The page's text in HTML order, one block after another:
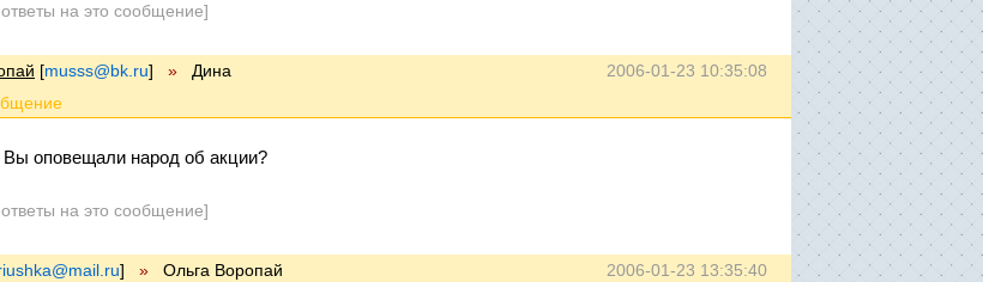
ответы на это сообщение]
2006-01-23 10:35:08
[musss@bk.ru] » Дина
Вы оповещали народ об акции?
ответы на это сообщение]
2006-01-23 13:35:40
] » Ольга Воропай